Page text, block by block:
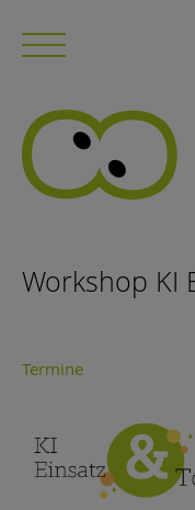
Workshop KI
Termine